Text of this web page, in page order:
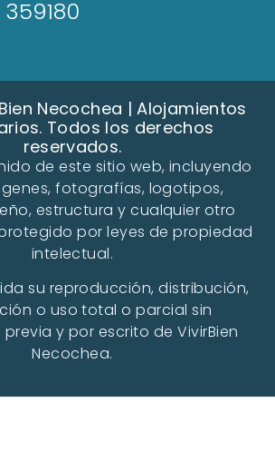
Necochea | Alojamientos
Todos los derechos
reservados.
de este sitio web, incluyendo
fotografías, logotipos,
estructura y cualquier otro
por leyes de propiedad
intelectual.
su reproducción, distribución,
o uso total o parcial sin
y por escrito de VivirBien
Necochea.